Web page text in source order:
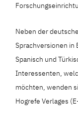
Neben der
Sprachversionen in
Spanisch und
Interessenten,
möchten, wenden
Hogrefe Verlages